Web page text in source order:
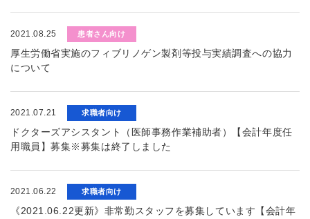
2021.08.25 患者さん向け
厚生労働省実施のフィブリノゲン製剤等投与実績調査への協力
について
2021.07.21 求職者向け
ドクターズアシスタント（医師事務作業補助者）【会計年度任
用職員】募集※募集は終了しました
2021.06.22 求職者向け
《2021.06.22更新》非常勤スタッフを募集しています【会計年